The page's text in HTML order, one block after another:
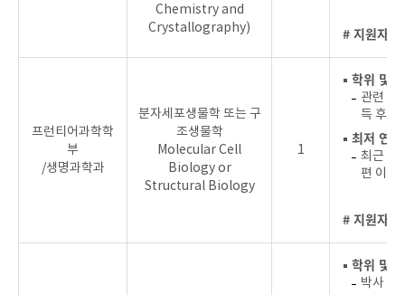
Chemistry and
Crystallography)
# 지원자
프런티어과학학
부
/생명과학과
분자세포생물학 또는 구
조생물학
Molecular Cell
Biology or
Structural Biology
1
▪ 학위 및
관련 분
득 후
▪ 최저 연
최근 4
편 이상
# 지원자
▪ 학위 및
박사 학